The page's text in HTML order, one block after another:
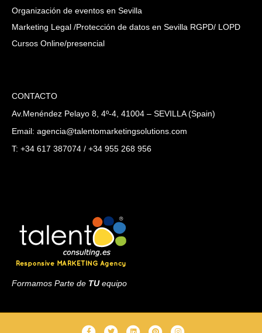
Organización de eventos en Sevilla
Marketing Legal /Protección de datos en Sevilla RGPD/ LOPD
Cursos Online/presencial
CONTACTO
Av.Menéndez Pelayo 8, 4º-4, 41004 – SEVILLA (Spain)
Email: agencia@talentomarketingsolutions.com
T: +34 617 387074 / +34 955 268 956
Formamos Parte de TUequipo
F T L P I